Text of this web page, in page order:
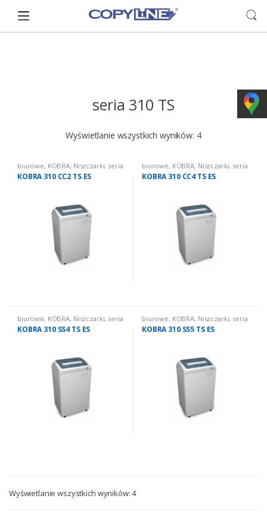
navigation
content
seria 310 TS
Wyświetlanie wszystkich wyników: 4
biurowe, KOBRA, Niszczarki, seria
310 TS
KOBRA 310 CC2 TS ES
biurowe, KOBRA, Niszczarki, seria
310 TS
KOBRA 310 CC4 TS ES
biurowe, KOBRA, Niszczarki, seria
310 TS
KOBRA 310 SS4 TS ES
biurowe, KOBRA, Niszczarki, seria
310 TS
KOBRA 310 SS5 TS ES
Wyświetlanie wszystkich wyników: 4